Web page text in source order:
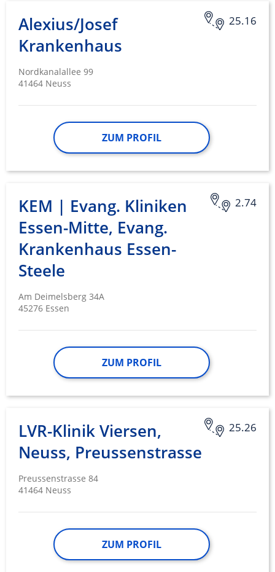
25.16
Alexius/Josef
Krankenhaus
Nordkanalallee 99
41464 Neuss
ZUM PROFIL
2.74
KEM | Evang. Kliniken
Essen-Mitte, Evang.
Krankenhaus Essen-
Steele
Am Deimelsberg 34A
45276 Essen
ZUM PROFIL
25.26
LVR-Klinik Viersen,
Neuss, Preussenstrasse
Preussenstrasse 84
41464 Neuss
ZUM PROFIL
Performance
Funktional
Werbung